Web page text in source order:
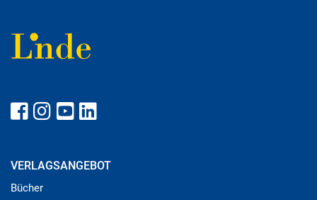
VERLAGSANGEBOT
Bücher